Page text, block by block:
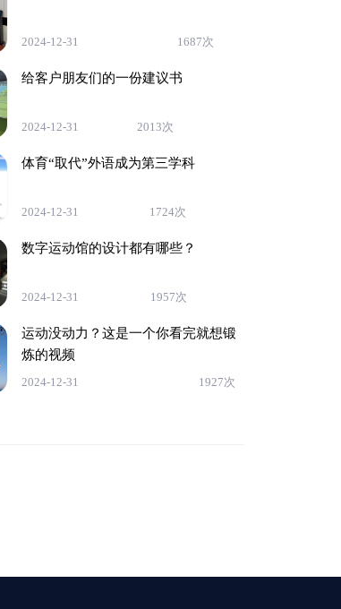
2024-12-31 1687次
给客户朋友们的一份建议书
2024-12-31 2013次
体育“取代”外语成为第三学科
2024-12-31 1724次
数字运动馆的设计都有哪些？
2024-12-31 1957次
运动没动力？这是一个你看完就想锻
炼的视频
2024-12-31 1927次